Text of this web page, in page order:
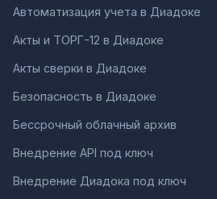
Автоматизация учета в Диадоке
Акты и ТОРГ-12 в Диадоке
Акты сверки в Диадоке
Безопасность в Диадоке
Бессрочный облачный архив
Внедрение API под ключ
Внедрение Диадока под ключ